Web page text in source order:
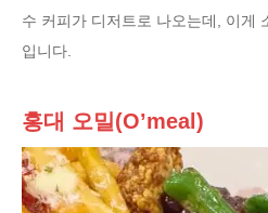
수 커피가 디저트로 나오는데, 이게
입니다.
홍대 오밀(O’meal)